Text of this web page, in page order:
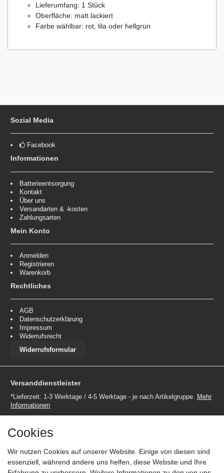
Lieferumfang: 1 Stück
Oberfläche: matt lackiert
Farbe wählbar: rot, lila oder hellgrün
Sozial Media
Facebook
Informationen
Batterieentsorgung
Kontakt
Über uns
Versandarten & -kosten
Zahlungsarten
Mein Konto
Anmelden
Registrieren
Warenkorb
Rechtliches
AGB
Datenschutzerklärung
Impressum
Widerrufsrecht
Widerrufsformular
Versanddienstleister
*Lieferzeit: 1-3 Werktage / 4-5 Werktage - je nach Artikelgruppe. Mehr
Informationen
Zahlungsmöglichkeiten
Cookies
Wir nutzen Cookies auf unserer Website. Einige von diesen sind
essenziell, während andere uns helfen, diese Website und Ihre